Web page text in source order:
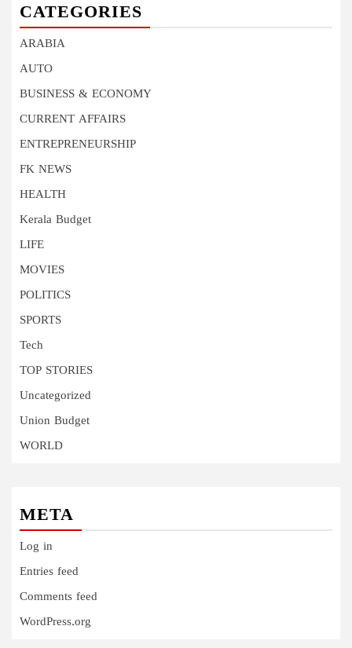
CATEGORIES
ARABIA
AUTO
BUSINESS & ECONOMY
CURRENT AFFAIRS
ENTREPRENEURSHIP
FK NEWS
HEALTH
Kerala Budget
LIFE
MOVIES
POLITICS
SPORTS
Tech
TOP STORIES
Uncategorized
Union Budget
WORLD
META
Log in
Entries feed
Comments feed
WordPress.org